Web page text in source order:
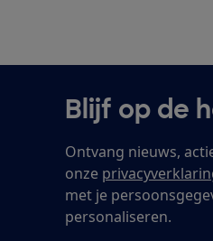
Blijf op de
Ontvang nieuws,
onze
met je
personaliseren.